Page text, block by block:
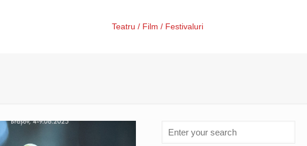
Teatru / Film / Festivaluri